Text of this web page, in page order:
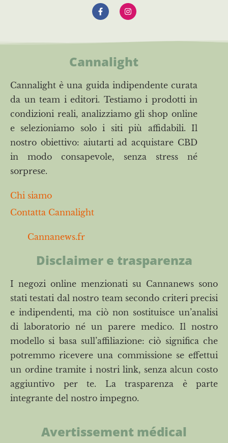
Cannalight
Cannalight è una guida indipendente curata
da un team i editori. Testiamo i prodotti in
condizioni reali, analizziamo gli shop online
e selezioniamo solo i siti più affidabili. Il
nostro obiettivo: aiutarti ad acquistare CBD
in modo consapevole, senza stress né
sorprese.
Chi siamo
Contatta Cannalight
Cannanews.fr
Disclaimer e trasparenza
I negozi online menzionati su Cannanews sono
stati testati dal nostro team secondo criteri precisi
e indipendenti, ma ciò non sostituisce un’analisi
di laboratorio né un parere medico. Il nostro
modello si basa sull’affiliazione: ciò significa che
potremmo ricevere una commissione se effettui
un ordine tramite i nostri link, senza alcun costo
aggiuntivo per te. La trasparenza è parte
integrante del nostro impegno.
Avertissement médical